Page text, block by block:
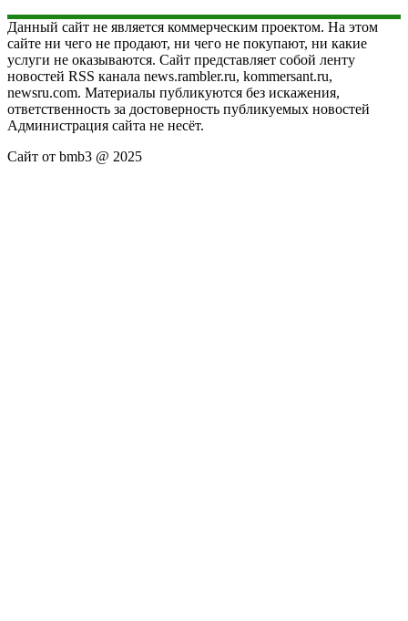
Данный сайт не является коммерческим проектом. На этом
сайте ни чего не продают, ни чего не покупают, ни какие
услуги не оказываются. Сайт представляет собой ленту
новостей RSS канала news.rambler.ru, kommersant.ru,
newsru.com. Материалы публикуются без искажения,
ответственность за достоверность публикуемых новостей
Администрация сайта не несёт.
Сайт от bmb3 @ 2025